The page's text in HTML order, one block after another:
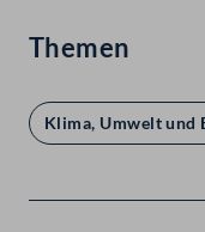
Themen
Klima, Umwelt und